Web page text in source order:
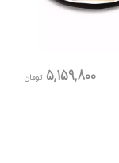
5,159,800 تومان